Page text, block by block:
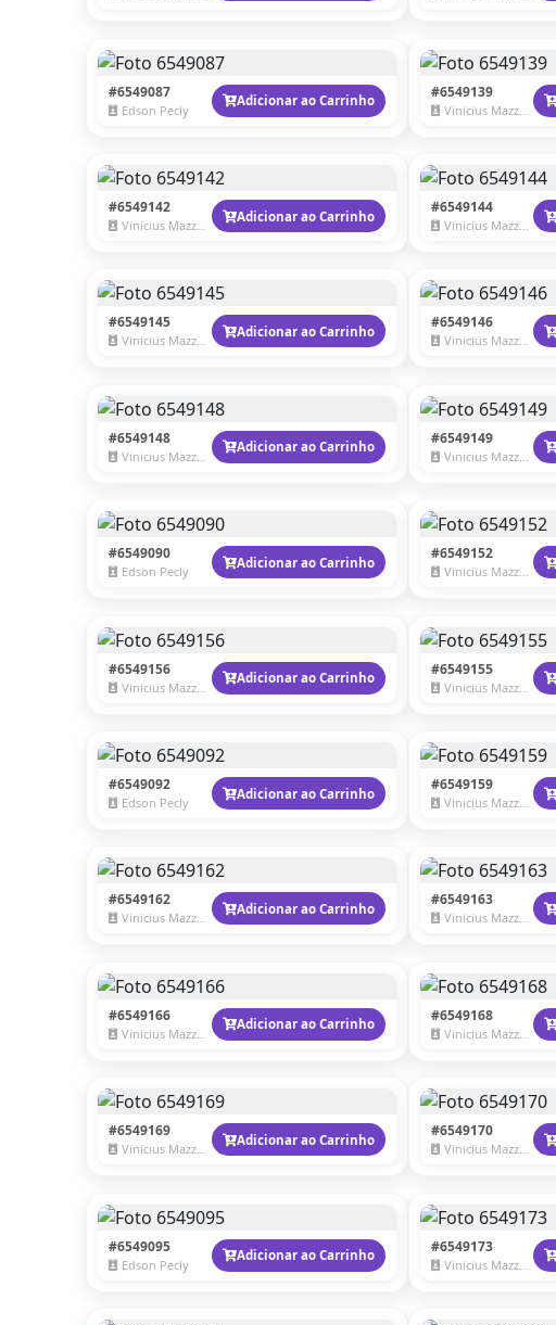
#6549087
Edson Pecly
Adicionar ao Carrinho #6549139
Vinicius Mazzaro
#6549142
Vinicius Mazzaro
Adicionar ao Carrinho #6549144
Vinicius Mazzaro
#6549145
Vinicius Mazzaro
Adicionar ao Carrinho #6549146
Vinicius Mazzaro
#6549148
Vinicius Mazzaro
Adicionar ao Carrinho #6549149
Vinicius Mazzaro
#6549090
Edson Pecly
Adicionar ao Carrinho #6549152
Vinicius Mazzaro
#6549156
Vinicius Mazzaro
Adicionar ao Carrinho #6549155
Vinicius Mazzaro
#6549092
Edson Pecly
Adicionar ao Carrinho #6549159
Vinicius Mazzaro
#6549162
Vinicius Mazzaro
Adicionar ao Carrinho #6549163
Vinicius Mazzaro
#6549166
Vinicius Mazzaro
Adicionar ao Carrinho #6549168
Vinicius Mazzaro
#6549169
Vinicius Mazzaro
Adicionar ao Carrinho #6549170
Vinicius Mazzaro
#6549095
Edson Pecly
Adicionar ao Carrinho #6549173
Vinicius Mazzaro